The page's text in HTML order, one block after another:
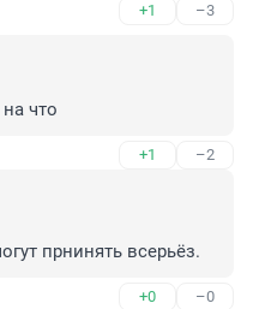
+1 –3
что
+1 –2
прнинять всерьёз.
+0 –0